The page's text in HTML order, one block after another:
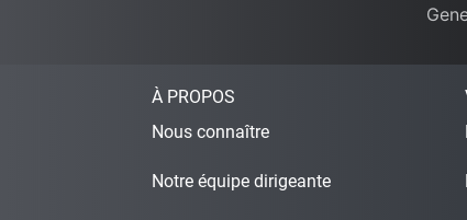
À PROPOS
Nous connaître
Notre équipe dirigeante